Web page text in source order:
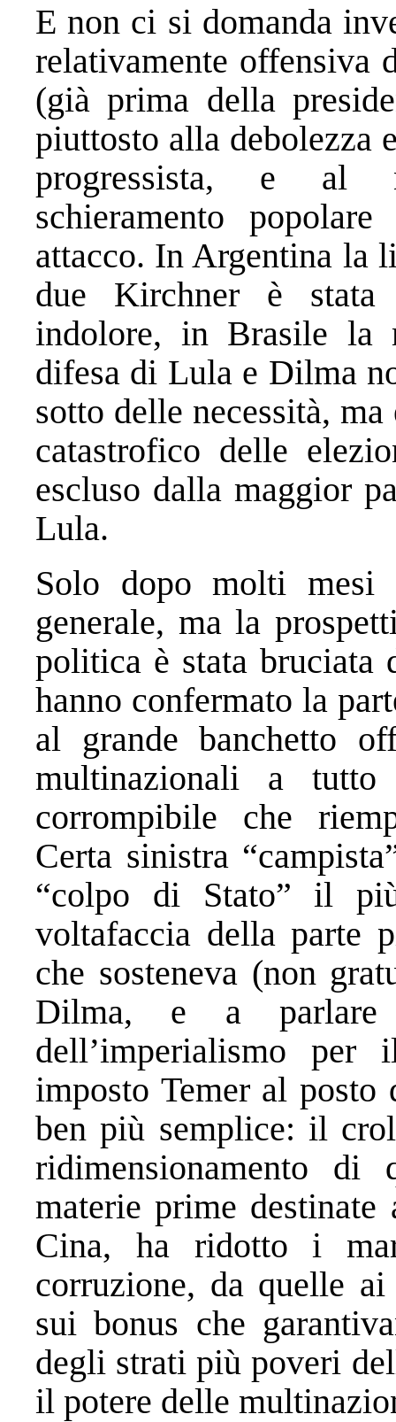
E non ci si domanda
relativamente offensiva
(già prima della
piuttosto alla debolezza
progressista, e al
schieramento
attacco. In Argentina la
due Kirchner è
indolore, in Brasile la
difesa di Lula e Dilma
sotto delle necessità,
catastrofico delle
escluso dalla maggior
Lula.
Solo dopo molti
generale, ma la
politica è stata bruciata
hanno confermato la
al grande banchetto
multinazionali a
corrompibile che
Certa sinistra
“colpo di Stato” il
voltafaccia della parte
che sosteneva (non
Dilma, e a parlare
dell’imperialismo
imposto Temer al
ben più semplice: il
ridimensionamento
materie prime destinate
Cina, ha ridotto i
corruzione, da quelle
sui bonus che
degli strati più poveri
il potere delle